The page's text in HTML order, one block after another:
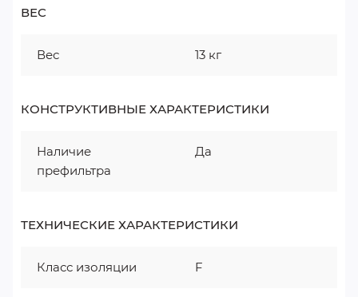
ВЕС
Вес 13 кг
КОНСТРУКТИВНЫЕ ХАРАКТЕРИСТИКИ
Наличие
префильтра
Да
ТЕХНИЧЕСКИЕ ХАРАКТЕРИСТИКИ
Класс изоляции F